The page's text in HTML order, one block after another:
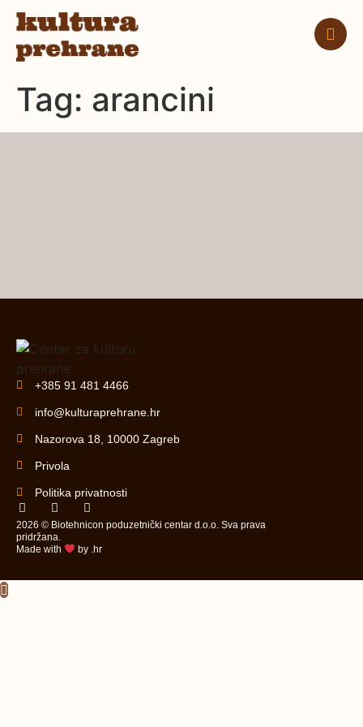
Tag: arancini
+385 91 481 4466
info@kulturaprehrane.hr
Nazorova 18, 10000 Zagreb
Privola
Politika privatnosti
2026 © Biotehnicon poduzetnički centar d.o.o. Sva prava
pridržana.
Made with
by .hr